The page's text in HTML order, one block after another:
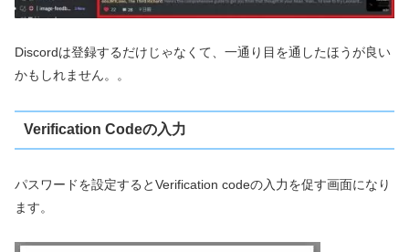
Discordは登録するだけじゃなくて、一通り目を通したほうが良い
かもしれません。。
Verification Codeの入力
パスワードを設定するとVerification codeの入力を促す画面になり
ます。